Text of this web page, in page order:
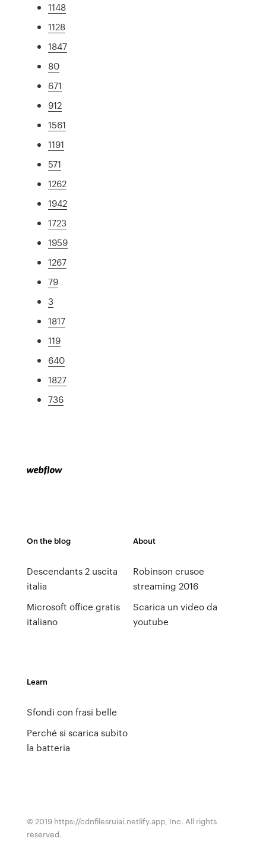
1148
1128
1847
80
671
912
1561
1191
571
1262
1942
1723
1959
1267
79
3
1817
119
640
1827
736
On the blog
Descendants 2 uscita
italia
Microsoft office gratis
italiano
About
Robinson crusoe
streaming 2016
Scarica un video da
youtube
Learn
Sfondi con frasi belle
Perché si scarica subito
la batteria
© 2019 https://cdnfilesruiai.netlify.app, Inc. All rights
reserved.